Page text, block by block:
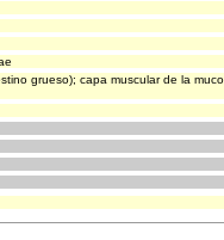
grueso); capa muscular de la